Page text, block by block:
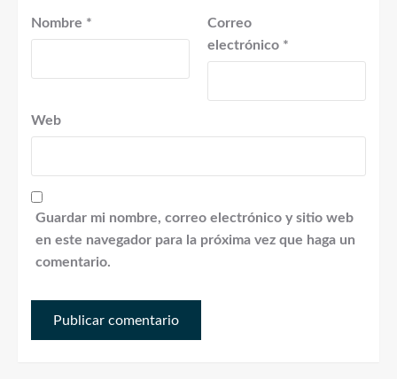
Nombre *
Correo
electrónico *
Web
Guardar mi nombre, correo electrónico y sitio web
en este navegador para la próxima vez que haga un
comentario.